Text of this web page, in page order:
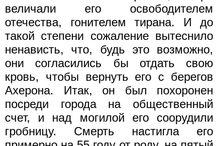
величали его освободителем
отечества, гонителем тирана. И до
такой степени сожаление вытеснило
ненависть, что, будь это возможно,
они согласились бы отдать свою
кровь, чтобы вернуть его с берегов
Ахерона. Итак, он был похоронен
посреди города на общественный
счет, и над могилой его соорудили
гробницу. Смерть настигла его